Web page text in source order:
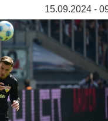
15.09.2024 -